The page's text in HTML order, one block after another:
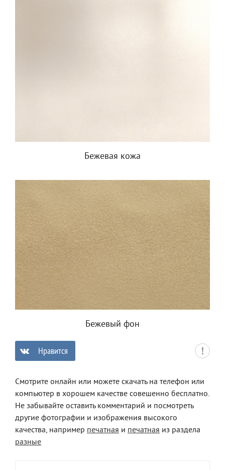
Бежевая кожа
Бежевый фон
Нравится
Смотрите онлайн или можете скачать на телефон или
компьютер в хорошем качестве совешенно бесплатно.
Не забывайте оставить комментарий и посмотреть
другие фотографии и изображения высокого
качества, например печатная и печатная из раздела
разные